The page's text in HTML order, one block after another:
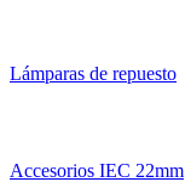
Lámparas de repuesto
Accesorios IEC 22mm